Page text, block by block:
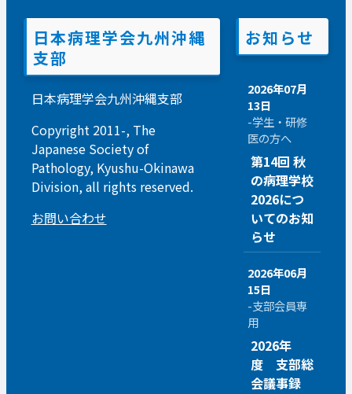
日本病理学会九州沖縄
支部
日本病理学会九州沖縄支部
Copyright 2011-, The
Japanese Society of
Pathology, Kyushu-Okinawa
Division, all rights reserved.
お問い合わせ
お知らせ
2026年07月
13日
-学生・研修
医の方へ
第14回 秋
の病理学校
2026につ
いてのお知
らせ
2026年06月
15日
-支部会員専
用
2026年
度 支部総
会議事録